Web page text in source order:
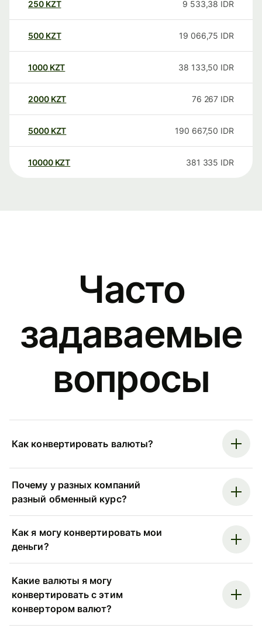
250 KZT 9 533,38 IDR
500 KZT 19 066,75 IDR
1000 KZT 38 133,50 IDR
2000 KZT 76 267 IDR
5000 KZT 190 667,50 IDR
10000 KZT 381 335 IDR
Часто
задаваемые
вопросы
Как конвертировать валюты?
Почему у разных компаний
разный обменный курс?
Как я могу конвертировать мои
деньги?
Какие валюты я могу
конвертировать с этим
конвертором валют?